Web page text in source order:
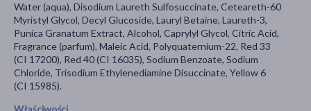
Water (aqua), Disodium Laureth Sulfosuccinate, Ceteareth-60
Myristyl Glycol, Decyl Glucoside, Lauryl Betaine, Laureth-3,
Punica Granatum Extract, Alcohol, Caprylyl Glycol, Citric Acid,
Fragrance (parfum), Maleic Acid, Polyquaternium-22, Red 33
(CI 17200), Red 40 (CI 16035), Sodium Benzoate, Sodium
Chloride, Trisodium Ethylenediamine Disuccinate, Yellow 6
(CI 15985).